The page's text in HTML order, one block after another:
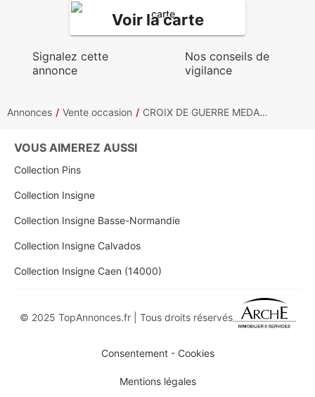
Voir la carte
Signalez cette
annonce
Nos conseils de
vigilance
Annonces Vente occasion CROIX DE GUERRE MEDA...
VOUS AIMEREZ AUSSI
Collection Pins
Collection Insigne
Collection Insigne Basse-Normandie
Collection Insigne Calvados
Collection Insigne Caen (14000)
© 2025 TopAnnonces.fr | Tous droits réservés
Consentement - Cookies
Mentions légales